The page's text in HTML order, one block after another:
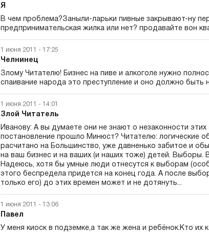
Я
В чем проблема?Заныли-ларьки пивные закрывают-ну
предпринимательская жилка или нет? продавайте вон
1 июня 2011 - 17:25
Челнинец
Злому Читателю! Бизнес на пиве и алкоголе нужно
спаивание народа это преступление и оно должно быть
1 июня 2011 - 14:01
Злой Читатель
Иванову: А вы думаете они не знают о незаконности
постановление прошло Минюст? Читателю: логические
расчитано на Большинство, уже давненько забитое и
на ваш бизнес и на ваших (и наших тоже) детей. Выборы.
Надеюсь, хотя бы умные люди отнесутся к выборам
этого беспредела придется на конец года. А после
только его) до этих времен может и не дотянуть...
1 июня 2011 - 13:06
Павел
У меня киоск в подземке,а так же жена и ребёнок.Кто